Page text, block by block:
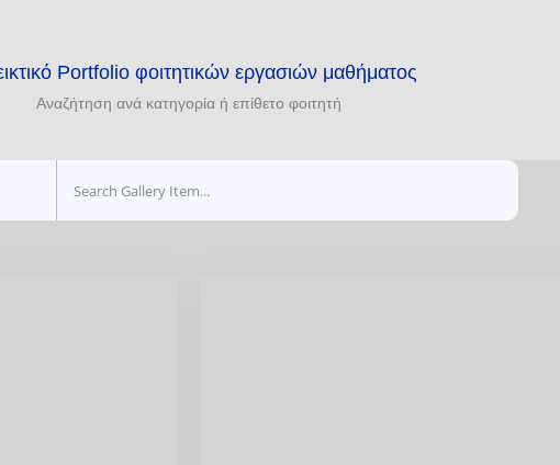
Portfolio φοιτητικών εργασιών μαθήματος
Αναζήτηση ανά κατηγορία ή επίθετο φοιτητή